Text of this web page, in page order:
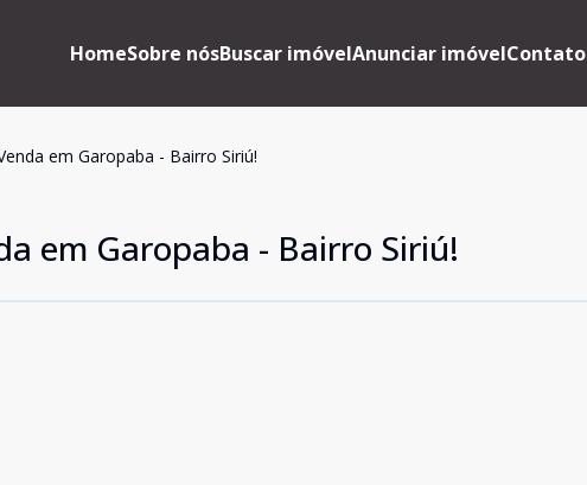
HomeSobre nósBuscar imóvelAnunciar imóvelContato
em Garopaba - Bairro Siriú!
em Garopaba - Bairro Siriú!